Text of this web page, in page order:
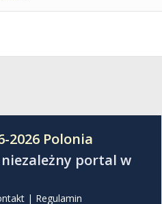
2026 Polonia
portal w
| Regulamin